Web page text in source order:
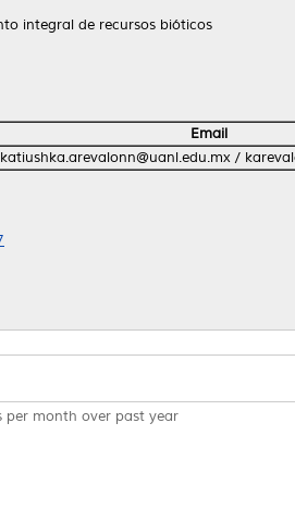
integral de recursos bióticos
Email
katiushka.arevalonn@uanl.edu.mx /
per month over past year